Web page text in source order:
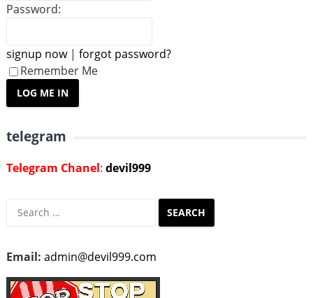
Password:
signup now| forgot password?
Remember Me
telegram
Telegram Chanel: devil999
Search
Email: admin@devil999.com